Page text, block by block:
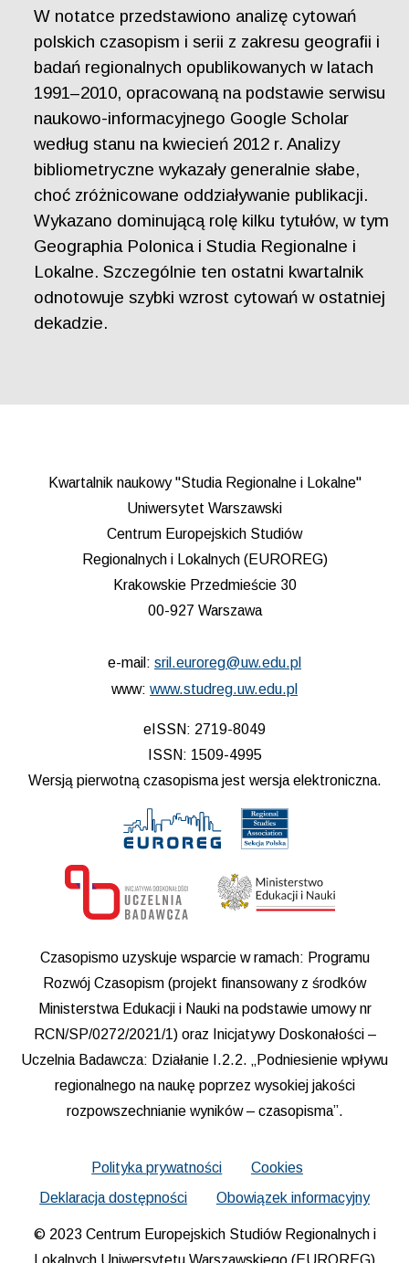
W notatce przedstawiono analizę cytowań
polskich czasopism i serii z zakresu geografii i
badań regionalnych opublikowanych w latach
1991–2010, opracowaną na podstawie serwisu
naukowo-informacyjnego Google Scholar
według stanu na kwiecień 2012 r. Analizy
bibliometryczne wykazały generalnie słabe,
choć zróżnicowane oddziaływanie publikacji.
Wykazano dominującą rolę kilku tytułów, w tym
Geographia Polonica i Studia Regionalne i
Lokalne. Szczególnie ten ostatni kwartalnik
odnotowuje szybki wzrost cytowań w ostatniej
dekadzie.
Kwartalnik naukowy "Studia Regionalne i Lokalne"
Uniwersytet Warszawski
Centrum Europejskich Studiów
Regionalnych i Lokalnych (EUROREG)
Krakowskie Przedmieście 30
00-927 Warszawa
e-mail: sril.euroreg@uw.edu.pl
www: www.studreg.uw.edu.pl
eISSN: 2719-8049
ISSN: 1509-4995
Wersją pierwotną czasopisma jest wersja elektroniczna.
Czasopismo uzyskuje wsparcie w ramach: Programu
Rozwój Czasopism (projekt finansowany z środków
Ministerstwa Edukacji i Nauki na podstawie umowy nr
RCN/SP/0272/2021/1) oraz Inicjatywy Doskonałości –
Uczelnia Badawcza: Działanie I.2.2. „Podniesienie wpływu
regionalnego na naukę poprzez wysokiej jakości
rozpowszechnianie wyników – czasopisma”.
Polityka prywatności
Cookies
Deklaracja dostępności
Obowiązek informacyjny
© 2023 Centrum Europejskich Studiów Regionalnych i
Lokalnych Uniwersytetu Warszawskiego (EUROREG)